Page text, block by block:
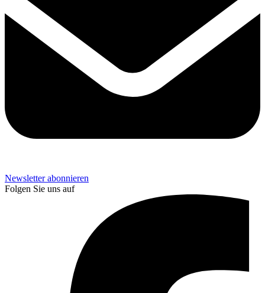
Newsletter abonnieren
Folgen Sie uns auf